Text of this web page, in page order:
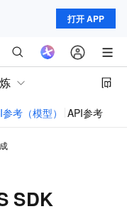
打开 APP
考（模型） API参考（应
SDK